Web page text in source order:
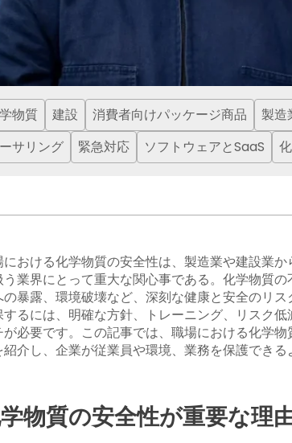
物質 建設 消費者向けパッケージ商品 製造
サリング
緊急対応 ソフトウェアとSaaS
えたデータ整備の実現
における化学物質の安全性は、製造業や建設業
う業界にとって重大な関心事である。化学物質
の暴露、環境破壊など、深刻な健康と安全のリ
するには、明確な方針、トレーニング、リスク
が必要です。この記事では、職場における化学
紹介し、企業が従業員や環境、業務を保護できる
物質の安全性が重要な理